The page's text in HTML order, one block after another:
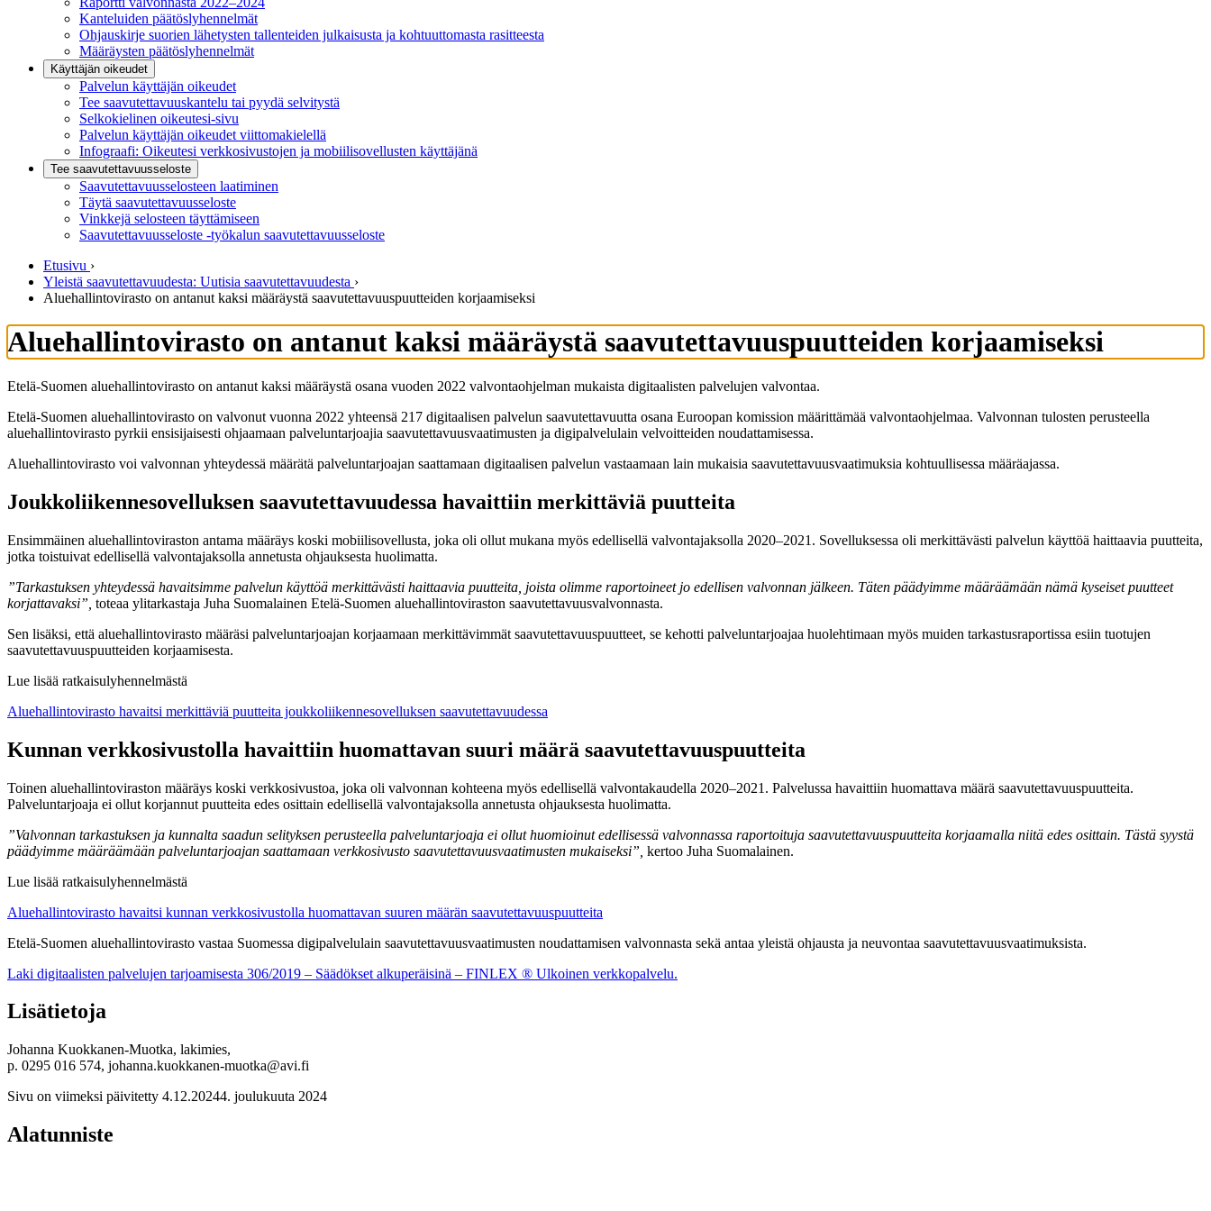
Kanteluiden päätöslyhennelmät
Ohjauskirje suorien lähetysten tallenteiden julkaisusta ja kohtuuttomasta rasitteesta
Määräysten päätöslyhennelmät
Käyttäjän oikeudet
Palvelun käyttäjän oikeudet
Tee saavutettavuuskantelu tai pyydä selvitystä
Selkokielinen oikeutesi-sivu
Palvelun käyttäjän oikeudet viittomakielellä
Infograafi: Oikeutesi verkkosivustojen ja mobiilisovellusten käyttäjänä
Tee saavutettavuusseloste
Saavutettavuus­selosteen laatiminen
Täytä saavutettavuusseloste
Vinkkejä selosteen täyttämiseen
Saavutettavuusseloste -työkalun saavutettavuusseloste
Etusivu ›
Yleistä saavutettavuudesta: Uutisia saavutettavuudesta ›
Aluehallintovirasto on antanut kaksi määräystä saavutettavuuspuutteiden korjaamiseksi
Aluehallintovirasto on antanut kaksi määräystä saavutettavuuspuutteiden korjaamiseksi
Etelä-Suomen aluehallintovirasto on antanut kaksi määräystä osana vuoden 2022 valvontaohjelman mukaista digitaalisten palvelujen valvontaa.
Etelä-Suomen aluehallintovirasto on valvonut vuonna 2022 yhteensä 217 digitaalisen palvelun saavutettavuutta osana Euroopan komission määrittämää valvontaohjelmaa. Valvonnan tulosten perusteella
aluehallintovirasto pyrkii ensisijaisesti ohjaamaan palveluntarjoajia saavutettavuusvaatimusten ja digipalvelulain velvoitteiden noudattamisessa.
Aluehallintovirasto voi valvonnan yhteydessä määrätä palveluntarjoajan saattamaan digitaalisen palvelun vastaamaan lain mukaisia saavutettavuusvaatimuksia kohtuullisessa määräajassa.
Joukkoliikennesovelluksen saavutettavuudessa havaittiin merkittäviä puutteita
Ensimmäinen aluehallintoviraston antama määräys koski mobiilisovellusta, joka oli ollut mukana myös edellisellä valvontajaksolla 2020–2021. Sovelluksessa oli merkittävästi palvelun käyttöä haittaavia puutteita,
jotka toistuivat edellisellä valvontajaksolla annetusta ohjauksesta huolimatta.
”Tarkastuksen yhteydessä havaitsimme palvelun käyttöä merkittävästi haittaavia puutteita, joista olimme raportoineet jo edellisen valvonnan jälkeen. Täten päädyimme määräämään nämä kyseiset puutteet
korjattavaksi”, toteaa ylitarkastaja Juha Suomalainen Etelä-Suomen aluehallintoviraston saavutettavuusvalvonnasta.
Sen lisäksi, että aluehallintovirasto määräsi palveluntarjoajan korjaamaan merkittävimmät saavutettavuuspuutteet, se kehotti palveluntarjoajaa huolehtimaan myös muiden tarkastusraportissa esiin tuotujen
saavutettavuuspuutteiden korjaamisesta.
Lue lisää ratkaisulyhennelmästä
Aluehallintovirasto havaitsi merkittäviä puutteita joukkoliikennesovelluksen saavutettavuudessa
Kunnan verkkosivustolla havaittiin huomattavan suuri määrä saavutettavuuspuutteita
Toinen aluehallintoviraston määräys koski verkkosivustoa, joka oli valvonnan kohteena myös edellisellä valvontakaudella 2020–2021. Palvelussa havaittiin huomattava määrä saavutettavuuspuutteita.
Palveluntarjoaja ei ollut korjannut puutteita edes osittain edellisellä valvontajaksolla annetusta ohjauksesta huolimatta.
”Valvonnan tarkastuksen ja kunnalta saadun selityksen perusteella palveluntarjoaja ei ollut huomioinut edellisessä valvonnassa raportoituja saavutettavuuspuutteita korjaamalla niitä edes osittain. Tästä syystä
päädyimme määräämään palveluntarjoajan saattamaan verkkosivusto saavutettavuusvaatimusten mukaiseksi”, kertoo Juha Suomalainen.
Lue lisää ratkaisulyhennelmästä
Aluehallintovirasto havaitsi kunnan verkkosivustolla huomattavan suuren määrän saavutettavuuspuutteita
Etelä-Suomen aluehallintovirasto vastaa Suomessa digipalvelulain saavutettavuusvaatimusten noudattamisen valvonnasta sekä antaa yleistä ohjausta ja neuvontaa saavutettavuusvaatimuksista.
Laki digitaalisten palvelujen tarjoamisesta 306/2019 – Säädökset alkuperäisinä – FINLEX ® Ulkoinen verkkopalvelu.
Lisätietoja
Johanna Kuokkanen-Muotka, lakimies,
p. 0295 016 574, johanna.kuokkanen-muotka@avi.fi
Sivu on viimeksi päivitetty 4.12.20244. joulukuuta 2024
Alatunniste